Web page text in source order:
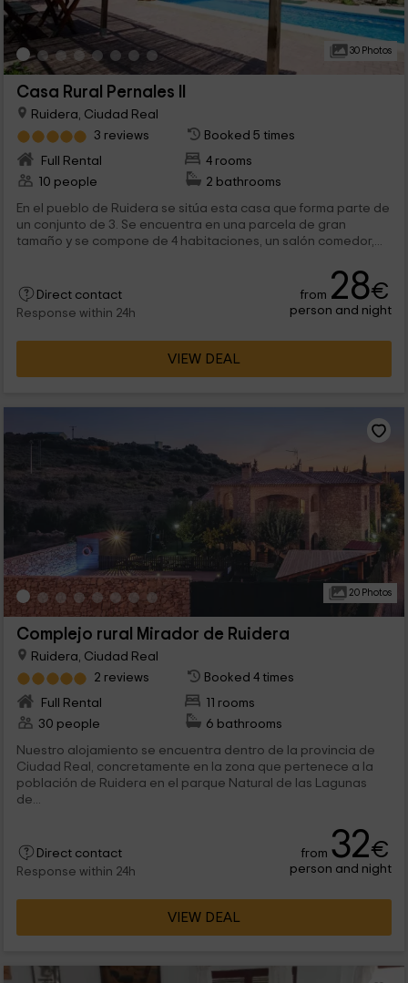
30 Photos
Casa Rural Pernales II
Ruidera, Ciudad Real
3 reviews
Booked 5 times
Full Rental
4 rooms
10 people
2 bathrooms
En el pueblo de Ruidera se sitúa esta casa que forma parte de
un conjunto de 3. Se encuentra en una parcela de gran
tamaño y se compone de 4 habitaciones, un salón comedor,...
Direct contact
Response within 24h
from 28€
person and night
VIEW DEAL
20 Photos
Complejo rural Mirador de Ruidera
Ruidera, Ciudad Real
2 reviews
Booked 4 times
Full Rental
11 rooms
30 people
6 bathrooms
Nuestro alojamiento se encuentra dentro de la provincia de
Ciudad Real, concretamente en la zona que pertenece a la
población de Ruidera en el parque Natural de las Lagunas
de...
Direct contact
Response within 24h
from 32€
person and night
VIEW DEAL